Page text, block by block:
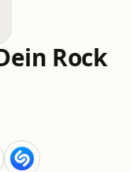
Rock